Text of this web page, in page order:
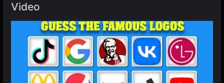
Video